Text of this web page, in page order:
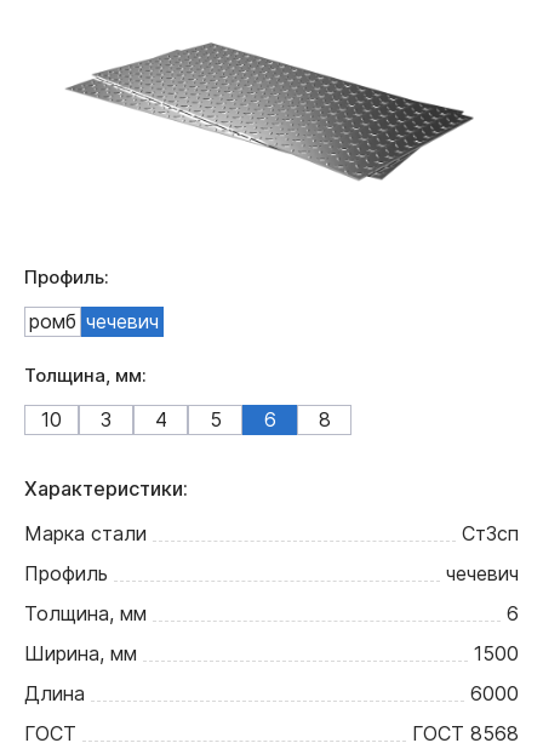
Профиль:
ромб чечевич
Толщина, мм:
10 3 4 5 6 8
Характеристики:
Марка стали
Ст3сп
Профиль
чечевич
Толщина, мм
6
Ширина, мм
1500
Длина
6000
ГОСТ
ГОСТ 8568